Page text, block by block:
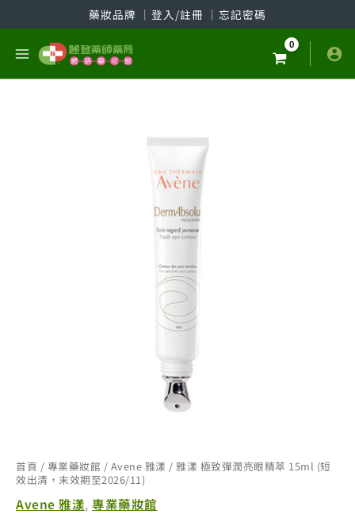
至
藥妝品牌 │ 登入/註冊 │ 忘記密碼
首頁 / 專業藥妝館 / Avene 雅漾 / 雅漾 極致彈潤亮眼精萃 15ml (短
效出清，末效期至2026/11)
Avene 雅漾, 專業藥妝館